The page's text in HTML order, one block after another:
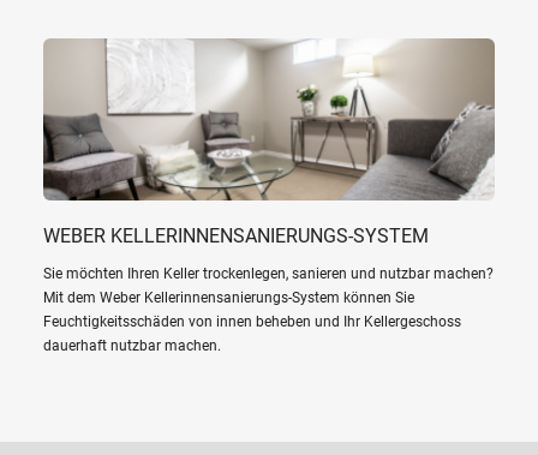
WEBER KELLERINNENSANIERUNGS-SYSTEM
Sie möchten Ihren Keller trockenlegen, sanieren und nutzbar machen?
Mit dem Weber Kellerinnensanierungs-System können Sie
Feuchtigkeitsschäden von innen beheben und Ihr Kellergeschoss
dauerhaft nutzbar machen.